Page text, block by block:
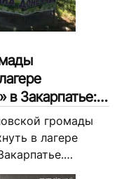
Закарпатье:
громады
в лагере
смена и как